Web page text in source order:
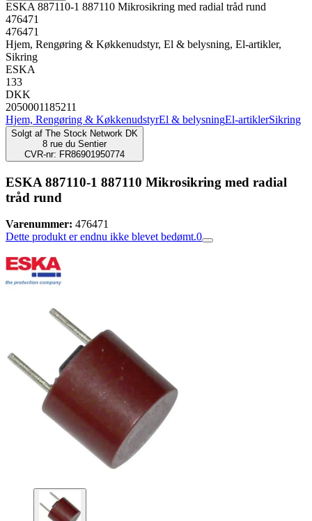
ESKA 887110-1 887110 Mikrosikring med radial tråd rund
476471
476471
Hjem, Rengøring & Køkkenudstyr, El & belysning, El-artikler,
Sikring
ESKA
133
DKK
2050001185211
Hjem, Rengøring & KøkkenudstyrEl & belysningEl-artiklerSikring
Solgt af The Stock Network DK
8 rue du Sentier
CVR-nr: FR86901950774
ESKA 887110-1 887110 Mikrosikring med radial
tråd rund
Varenummer: 476471
Dette produkt er endnu ikke blevet bedømt.0